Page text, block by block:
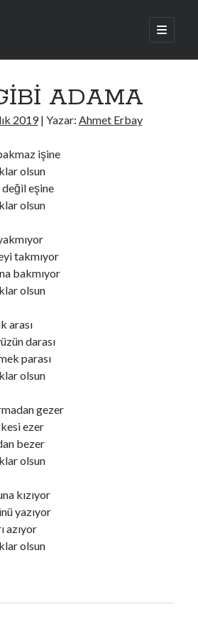
ana
menüyü
ADAMA
2019| Yazar: Ahmet Erbay
işine
olsun
değil eşine
olsun
takmıyor
bakmıyor
olsun
arası
darası
parası
olsun
gezer
ezer
bezer
olsun
kızıyor
yazıyor
azıyor
olsun